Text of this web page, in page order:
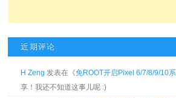
近期评论
H Zeng 发表在《免ROOT开启Pixel 6/7/8/9/10
享！我还不知道这事儿呢 :)